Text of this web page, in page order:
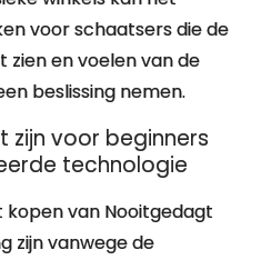
voor schaatsers die de
zien en voelen van de
beslissing nemen.
zijn voor beginners
technologie
van Nooitgedagt
zijn vanwege de